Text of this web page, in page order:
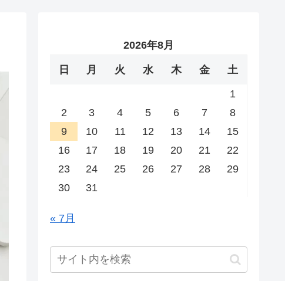
2026年8月
日 月 火 水 木 金 土
1
2
3 4 5 6 7
8
9
10 11 12 13 14
15
16
17 18 19 20 21
22
23
24 25 26 27 28
29
30
31
« 7月